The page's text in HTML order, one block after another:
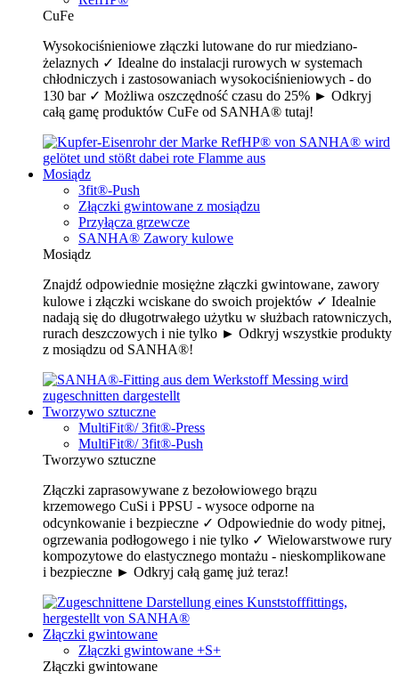
CuFe
Wysokociśnieniowe złączki lutowane do rur miedziano-
żelaznych ✓ Idealne do instalacji rurowych w systemach
chłodniczych i zastosowaniach wysokociśnieniowych - do
130 bar ✓ Możliwa oszczędność czasu do 25% ► Odkryj
całą gamę produktów CuFe od SANHA® tutaj!
Mosiądz
3fit®-Push
Złączki gwintowane z mosiądzu
Przyłącza grzewcze
SANHA® Zawory kulowe
Mosiądz
Znajdź odpowiednie mosiężne złączki gwintowane, zawory
kulowe i złączki wciskane do swoich projektów ✓ Idealnie
nadają się do długotrwałego użytku w służbach ratowniczych,
rurach deszczowych i nie tylko ► Odkryj wszystkie produkty
z mosiądzu od SANHA®!
Tworzywo sztuczne
MultiFit®/ 3fit®-Press
MultiFit®/ 3fit®-Push
Tworzywo sztuczne
Złączki zaprasowywane z bezołowiowego brązu
krzemowego CuSi i PPSU - wysoce odporne na
odcynkowanie i bezpieczne ✓ Odpowiednie do wody pitnej,
ogrzewania podłogowego i nie tylko ✓ Wielowarstwowe rury
kompozytowe do elastycznego montażu - nieskomplikowane
i bezpieczne ► Odkryj całą gamę już teraz!
Złączki gwintowane
Złączki gwintowane +S+
Złączki gwintowane